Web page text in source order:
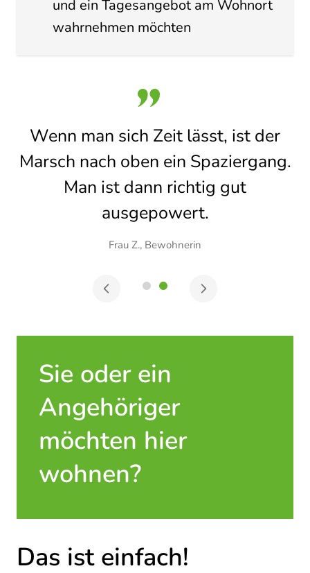
und ein Tagesangebot am Wohnort
wahrnehmen möchten
Wenn man sich Zeit lässt, ist der
Marsch nach oben ein Spaziergang.
Man ist dann richtig gut
ausgepowert.
Frau Z., Bewohnerin
Sie oder ein
Angehöriger
möchten hier
wohnen?
Das ist einfach!